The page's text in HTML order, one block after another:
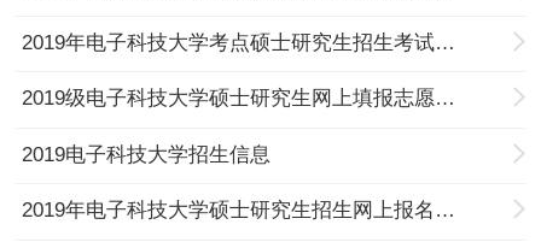
2019年电子科技大学考点硕士研究生招生考试地点查询
2019级电子科技大学硕士研究生网上填报志愿的相关通知
2019电子科技大学招生信息
2019年电子科技大学硕士研究生招生网上报名公告